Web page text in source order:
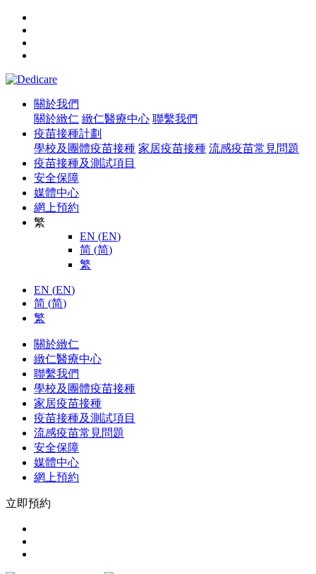
關於我們
關於緻仁 緻仁醫療中心 聯繫我們
疫苗接種計劃
學校及團體疫苗接種 家居疫苗接種 流感疫苗常見問題
疫苗接種及測試項目
安全保障
媒體中心
網上預約
繁
EN (EN)
简 (简)
繁
EN (EN)
简 (简)
繁
關於緻仁
緻仁醫療中心
聯繫我們
學校及團體疫苗接種
家居疫苗接種
疫苗接種及測試項目
流感疫苗常見問題
安全保障
媒體中心
網上預約
立即預約